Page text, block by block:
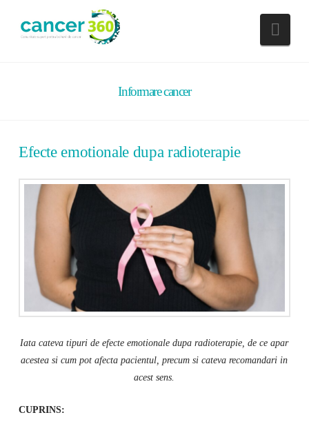
Informare cancer
Efecte emotionale dupa radioterapie
Iata cateva tipuri de efecte emotionale dupa radioterapie, de ce apar
acestea si cum pot afecta pacientul, precum si cateva recomandari in
acest sens.
CUPRINS: